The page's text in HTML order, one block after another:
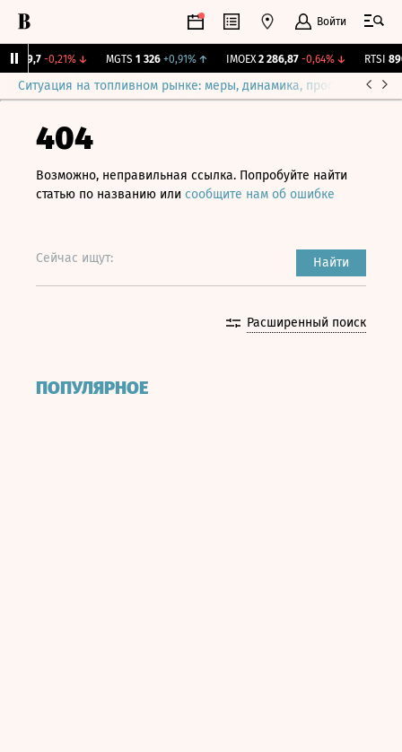
Войти
9,7 -0,21% ↓ MGTS 1 326 +0,91% ↑ IMOEX 2 286,87 -0,64%↓ RTSI
Ситуация на топливном рынке: меры, динамика, прогнозы
404
Возможно, неправильная ссылка. Попробуйте найти
статью по названию или сообщите нам об ошибке
Сейчас ищут: Найти
Расширенный поиск
ПОПУЛЯРНОЕ